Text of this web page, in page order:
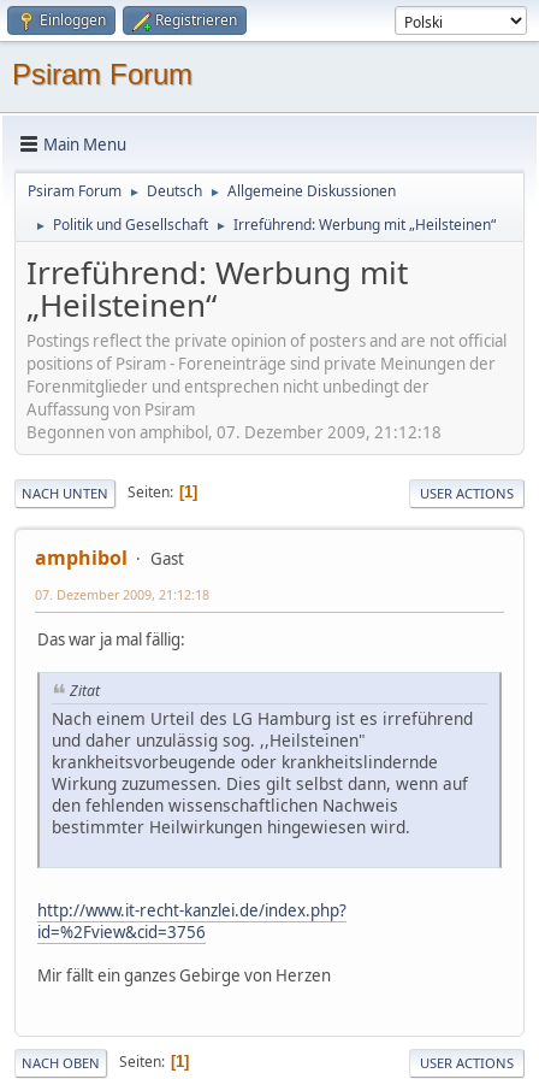
Einloggen Registrieren
Psiram Forum
Main Menu
Psiram Forum ► Deutsch ► Allgemeine Diskussionen
► Politik und Gesellschaft ► Irreführend: Werbung mit „Heilsteinen“
Irreführend: Werbung mit
„Heilsteinen“
Postings reflect the private opinion of posters and are not official
positions of Psiram - Foreneinträge sind private Meinungen der
Forenmitglieder und entsprechen nicht unbedingt der
Auffassung von Psiram
Begonnen von amphibol, 07. Dezember 2009, 21:12:18
NACH UNTEN Seiten 1 USER ACTIONS
amphibol Gast
07. Dezember 2009, 21:12:18
Das war ja mal fällig:
Zitat
Nach einem Urteil des LG Hamburg ist es irreführend
und daher unzulässig sog. ,,Heilsteinen"
krankheitsvorbeugende oder krankheitslindernde
Wirkung zuzumessen. Dies gilt selbst dann, wenn auf
den fehlenden wissenschaftlichen Nachweis
bestimmter Heilwirkungen hingewiesen wird.
http://www.it-recht-kanzlei.de/index.php?
id=%2Fview&cid=3756
Mir fällt ein ganzes Gebirge von Herzen
NACH OBEN Seiten 1 USER ACTIONS